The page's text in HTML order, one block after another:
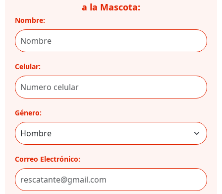
a la Mascota:
Nombre:
Celular:
Género:
Correo Electrónico: